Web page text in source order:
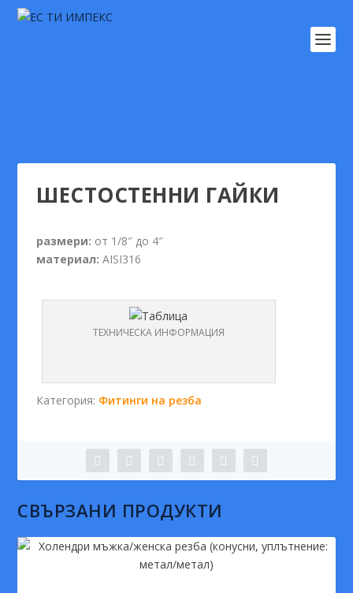
ШЕСТОСТЕННИ ГАЙКИ
размери: от 1/8″ до 4″
материал: AISI316
ТЕХНИЧЕСКА ИНФОРМАЦИЯ
Категория: Фитинги на резба
СВЪРЗАНИ ПРОДУКТИ